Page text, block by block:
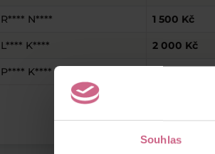
Souhlas
R**** N**** 1 500 Kč
L**** K**** 2 000 Kč
P**** K****